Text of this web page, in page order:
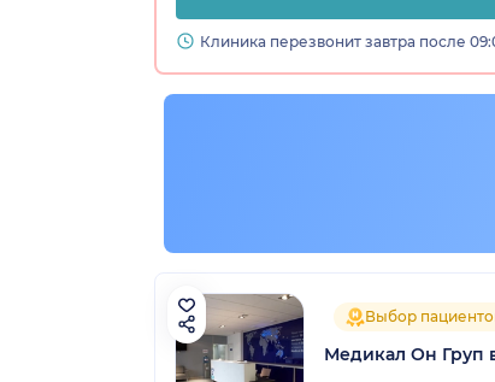
Клиника перезвонит завтра после
Выбор
Медикал Он Груп